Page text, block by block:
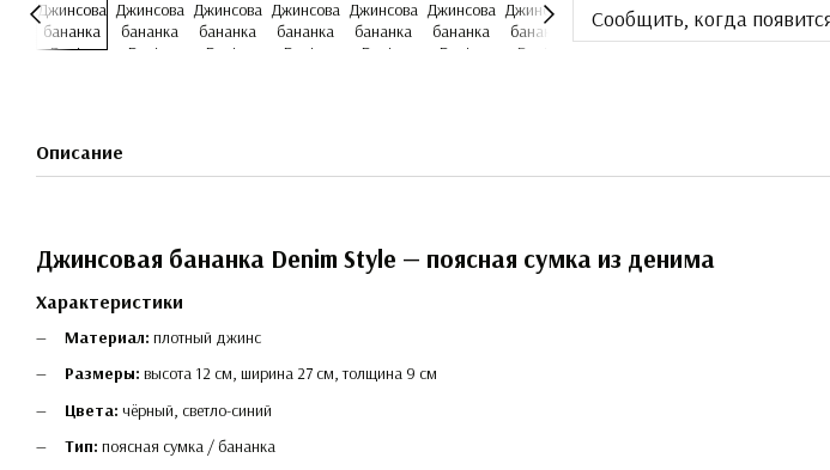
Сообщить, когда
Описание
Джинсовая бананка Denim Style — поясная сумка из денима
Характеристики
Материал: плотный джинс
Размеры: высота 12 см, ширина 27 см, толщина 9 см
Цвета: чёрный, светло-синий
Тип: поясная сумка / бананка